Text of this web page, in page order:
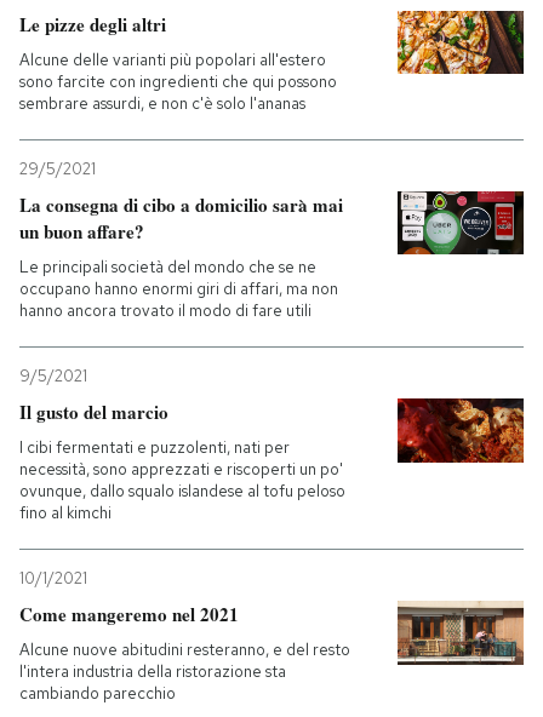
Le pizze degli altri
Alcune delle varianti più popolari all'estero
sono farcite con ingredienti che qui possono
sembrare assurdi, e non c'è solo l'ananas
29/5/2021
La consegna di cibo a domicilio sarà mai
un buon affare?
Le principali società del mondo che se ne
occupano hanno enormi giri di affari, ma non
hanno ancora trovato il modo di fare utili
9/5/2021
Il gusto del marcio
I cibi fermentati e puzzolenti, nati per
necessità, sono apprezzati e riscoperti un po'
ovunque, dallo squalo islandese al tofu peloso
fino al kimchi
10/1/2021
Come mangeremo nel 2021
Alcune nuove abitudini resteranno, e del resto
l'intera industria della ristorazione sta
cambiando parecchio